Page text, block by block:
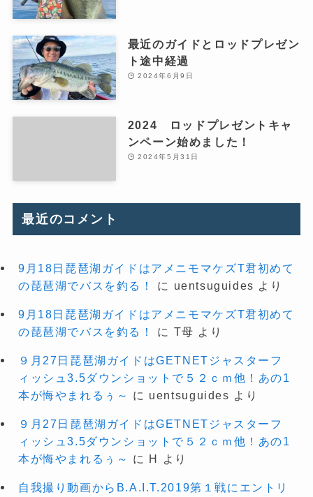
最近のガイドとロッドプレゼン
ト途中経過
2024年6月9日
2024 ロッドプレゼントキャ
ンペーン始めました！
2024年5月31日
最近のコメント
9月18日琵琶湖ガイドはアメニモマケズT君初めて
の琵琶湖でバスを釣る！
に uentsuguides より
9月18日琵琶湖ガイドはアメニモマケズT君初めて
の琵琶湖でバスを釣る！
に T母 より
９月27日琵琶湖ガイドはGETNETジャスターフ
ィッシュ3.5ダウンショットで５２ｃｍ他！あの1
本が悔やまれるぅ～
に uentsuguides より
９月27日琵琶湖ガイドはGETNETジャスターフ
ィッシュ3.5ダウンショットで５２ｃｍ他！あの1
本が悔やまれるぅ～
に H より
自我撮り動画からB.A.I.T.2019第１戦にエントリ